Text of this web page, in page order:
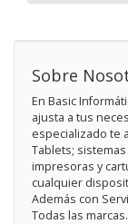
Sobre
En Basic
ajusta a tus
especializado te
Tablets;
impresoras y
cualquier
Además con
Todas las